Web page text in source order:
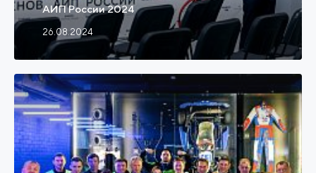
АИП России 2024
26.08.2024